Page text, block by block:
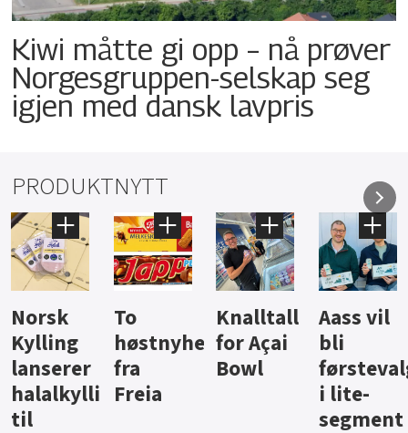
Kiwi måtte gi opp – nå prøver
Norgesgruppen-selskap seg
igjen med dansk lavpris
PRODUKTNYTT
Knalltall
for Açai
Bowl
Aass vil
bli
førstevalg
i lite-
Brus og
jus fra
Berentsen
Hard
iste fra
Hansa